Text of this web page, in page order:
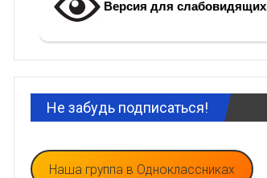
Версия для слабовидящих
Не забудь подписаться!
Наша группа в Одноклассниках